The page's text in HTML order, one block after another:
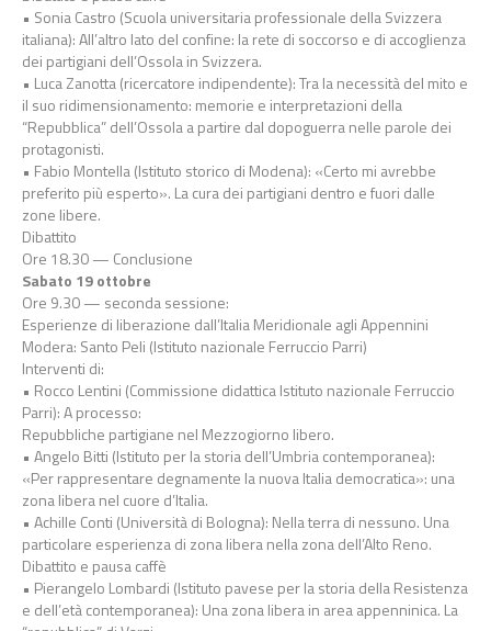
• Sonia Castro (Scuola universitaria professionale della Svizzera
italiana): All’altro lato del confine: la rete di soccorso e di accoglienza
dei partigiani dell’Ossola in Svizzera.
• Luca Zanotta (ricercatore indipendente): Tra la necessità del mito e
il suo ridimensionamento: memorie e interpretazioni della
“Repubblica” dell’Ossola a partire dal dopoguerra nelle parole dei
protagonisti.
• Fabio Montella (Istituto storico di Modena): «Certo mi avrebbe
preferito più esperto». La cura dei partigiani dentro e fuori dalle
zone libere.
Dibattito
Ore 18.30 — Conclusione
Sabato 19 ottobre
Ore 9.30 — seconda sessione:
Esperienze di liberazione dall’Italia Meridionale agli Appennini
Modera: Santo Peli (Istituto nazionale Ferruccio Parri)
Interventi di:
• Rocco Lentini (Commissione didattica Istituto nazionale Ferruccio
Parri): A processo:
Repubbliche partigiane nel Mezzogiorno libero.
• Angelo Bitti (Istituto per la storia dell’Umbria contemporanea):
«Per rappresentare degnamente la nuova Italia democratica»: una
zona libera nel cuore d’Italia.
• Achille Conti (Università di Bologna): Nella terra di nessuno. Una
particolare esperienza di zona libera nella zona dell’Alto Reno.
Dibattito e pausa caffè
• Pierangelo Lombardi (Istituto pavese per la storia della Resistenza
e dell’età contemporanea): Una zona libera in area appenninica. La